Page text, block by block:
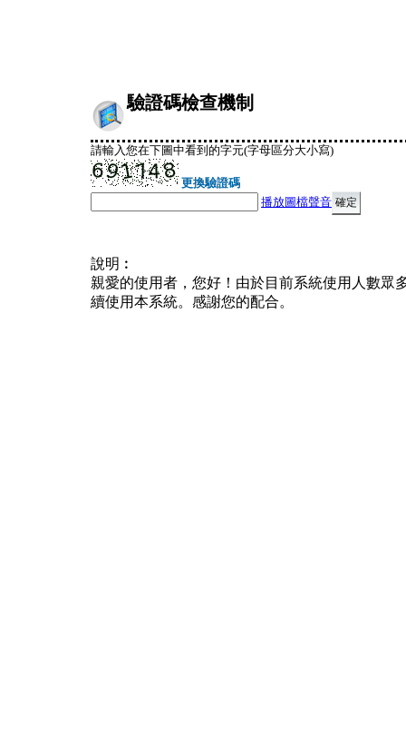
驗證碼檢查機制
請輸入您在下圖中看到的字元(字母區分大小寫)
更換驗證碼
播放圖檔聲音
說明︰
親愛的使用者，您好！由於目前系統使用人數眾
續使用本系統。感謝您的配合。